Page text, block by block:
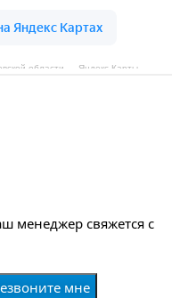
области — Яндекс Карты
менеджер свяжется с
мне